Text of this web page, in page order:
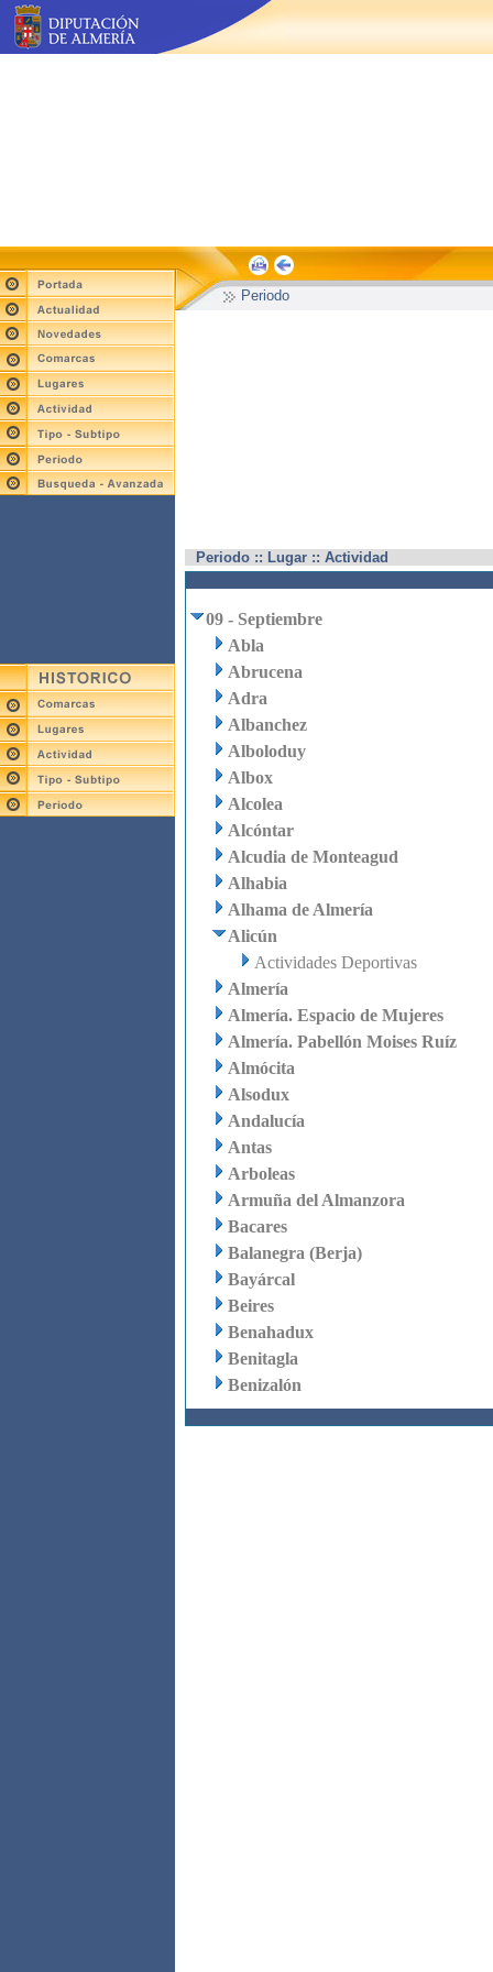
Periodo
Periodo :: Lugar :: Actividad
09 - Septiembre
Abla
Abrucena
Adra
Albanchez
Alboloduy
Albox
Alcolea
Alcóntar
Alcudia de Monteagud
Alhabia
Alhama de Almería
Alicún
Actividades Deportivas
Almería
Almería. Espacio de Mujeres
Almería. Pabellón Moises Ruíz
Almócita
Alsodux
Andalucía
Antas
Arboleas
Armuña del Almanzora
Bacares
Balanegra (Berja)
Bayárcal
Beires
Benahadux
Benitagla
Benizalón